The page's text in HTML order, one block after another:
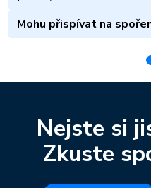
Mohu přispívat na
Nejste si
Zkuste